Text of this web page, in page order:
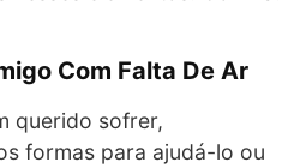
Com Falta De Ar
querido sofrer,
formas para ajudá-lo ou